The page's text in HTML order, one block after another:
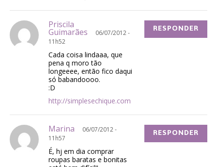
Priscila
Guimarães
06/07/2012 -
11h52
Cada coisa lindaaa, que
pena q moro tão
longeeee, então fico daqui
só babandoooo.
:D
http://simplesechique.com
RESPONDER
Marina
06/07/2012 -
11h57
É, hj em dia comprar
roupas baratas e bonitas
RESPONDER